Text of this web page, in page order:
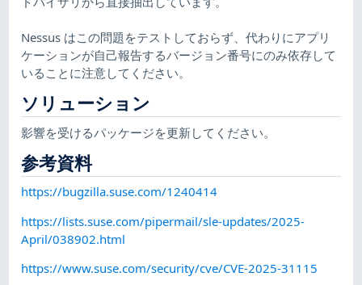
Nessus はこの問題をテストしておらず、代わりにアプリ
ケーションが自己報告するバージョン番号にのみ依存して
いることに注意してください。
ソリューション
影響を受けるパッケージを更新してください。
参考資料
https://bugzilla.suse.com/1240414
https://lists.suse.com/pipermail/sle-updates/2025-
April/038902.html
https://www.suse.com/security/cve/CVE-2025-31115